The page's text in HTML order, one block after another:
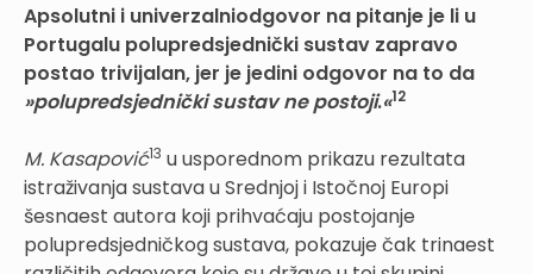
Apsolutni i univerzalniodgovor na pitanje je li u
Portugalu polupredsjednički sustav zapravo
postao trivijalan, jer je jedini odgovor na to da
»polupredsjednički sustav ne postoji.«12
M. Kasapović13 u usporednom prikazu rezultata
istraživanja sustava u Srednjoj i Istočnoj Europi
šesnaest autora koji prihvaćaju postojanje
polupredsjedničkog sustava, pokazuje čak trinaest